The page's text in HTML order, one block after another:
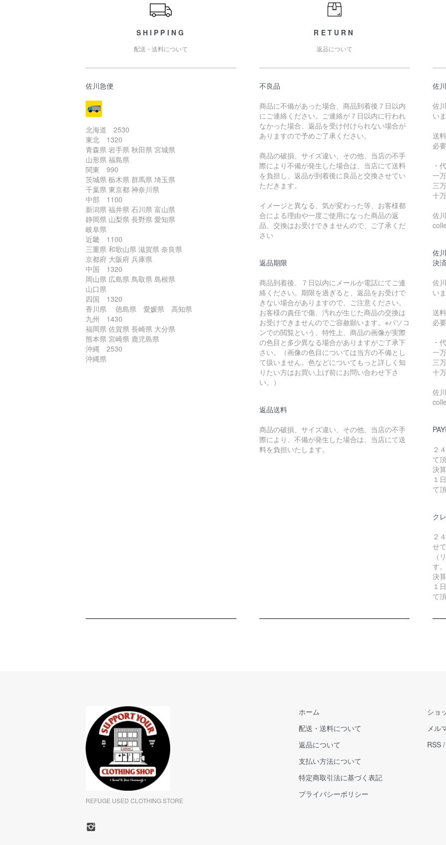
SHIPPING
配送・送料について
佐川急便
北海道 2530
東北 1320
青森県 岩手県 秋田県 宮城県
山形県 福島県
関東 990
茨城県 栃木県 群馬県 埼玉県
千葉県 東京都 神奈川県
中部 1100
新潟県 福井県 石川県 富山県
静岡県 山梨県 長野県 愛知県
岐阜県
近畿 1100
三重県 和歌山県 滋賀県 奈良県
京都府 大阪府 兵庫県
中国 1320
岡山県 広島県 鳥取県 島根県
山口県
四国 1320
香川県 徳島県 愛媛県 高知県
九州 1430
福岡県 佐賀県 長崎県 大分県
熊本県 宮崎県 鹿児島県
沖縄 2530
沖縄県
RETURN
返品について
不良品
商品に不備があった場合、商品到着後７日以内
にご連絡ください。ご連絡が７日以内に行われ
なかった場合、返品を受け付けられない場合が
ありますので予めご了承ください。
商品の破損、サイズ違い、その他、当店の不手
際により不備が発生した場合は、当店にて送料
を負担し、返品が到着後に良品と交換させてい
ただきます。
イメージと異なる、気が変わった等、お客様都
合による理由や一度ご使用になった商品の返
品、交換はお受けできませんので、ご了承くだ
さい
返品期限
商品到着後、７日以内にメールか電話にてご連
絡ください。期限を過ぎると、返品をお受けで
きない場合がありますので、ご注意ください。
お客様の責任で傷、汚れが生じた商品の交換は
お受けできませんのでご容赦願います。※パソコ
ンでの閲覧という、特性上、商品の画像が実際
の色目と多少異なる場合がありますがご了承下
さい。（画像の色目については当方の不備とし
て扱いません。色などについてもっと詳しく知
りたい方はお買い上げ前にお問い合わせ下さ
い。）
返品送料
商品の破損、サイズ違い、その他、当店の不手
際により、不備が発生した場合は、当店にて送
料を負担いたします。
佐
佐
い
送
必
・
一
三
十
佐
佐
決済
佐
い
送
必
・
一
三
十
佐
２
て
決
１
て
ク
２
せ
（
す。
決
１
て
REFUGE USED CLOTHING STORE
ホーム
配送・送料について
返品について
支払い方法について
特定商取引法に基づく表記
プライバシーポリシー
ショ
メル
RSS /